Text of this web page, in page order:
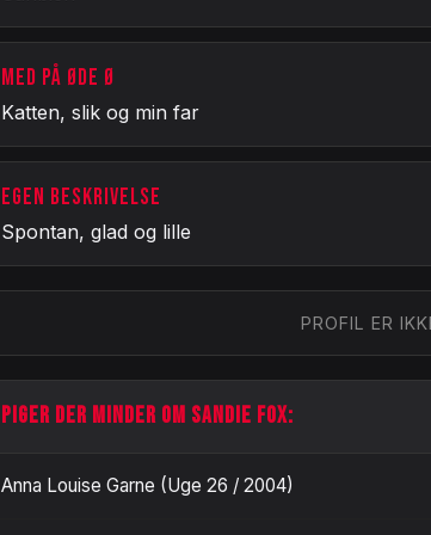
MED PÅ ØDE Ø
Katten, slik og min far
EGEN BESKRIVELSE
Spontan, glad og lille
PROFIL ER
PIGER DER MINDER OM SANDIE FOX:
Anna Louise Garne (Uge 26 / 2004)